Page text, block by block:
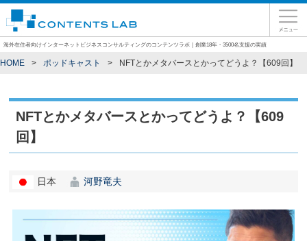
海外在住者向けインターネットビジネスコンサルティングのコンテンツラボ｜創業18年・3500名支援の実績
HOME ポッドキャスト NFTとかメタバースとかってどうよ？【609回】
NFTとかメタバースとかってどうよ？【609
回】
日本 河野竜夫